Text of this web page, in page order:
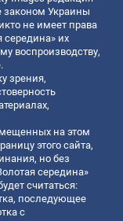
Украины
не имеет права
их
воспроизводству,
зрения,
на этом
этого сайта,
но без
середина»
считаться:
последующее
с